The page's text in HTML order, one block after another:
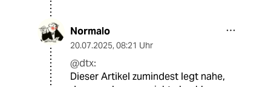
Normalo
20.07.2025, 08:21 Uhr
@dtx:
Dieser Artikel zumindest legt nahe,